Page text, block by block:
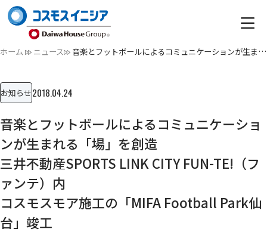
ホーム ニュース 音楽とフットボールによるコミュニケーションが生まれる「場」…
お知らせ2018.04.24
音楽とフットボールによるコミュニケーショ
ンが生まれる「場」を創造
三井不動産SPORTS LINK CITY FUN-TE!（フ
ァンテ）内
コスモスモア施工の「MIFA Football Park仙
台」竣工